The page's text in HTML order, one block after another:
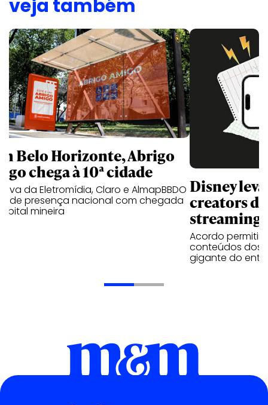
veja também
Belo Horizonte, Abrigo
chega à 10ª cidade
da Eletromídia, Claro e AlmapBBDO
presença nacional com chegada
mineira
Disney
creators
streaming
Acordo
conteúdos dos
gigante do